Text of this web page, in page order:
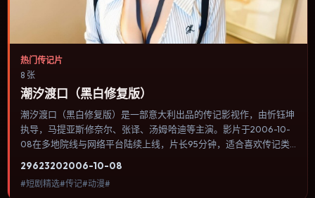
热门传记片
8 张
潮汐渡口（黑白修复版）
潮汐渡口（黑白修复版）是一部意大利出品的传记影视作，由忻钰坤
执导，马提亚斯·修奈尔、张译、汤姆·哈迪等主演。影片于2006-10-
08在多地院线与网络平台陆续上线，片长95分钟，适合喜欢传记类
择与情节推进，节奏与视听语言统一，可作为休闲观影或类型片补片
29623202006-10-08
#短剧精选#传记#动漫#